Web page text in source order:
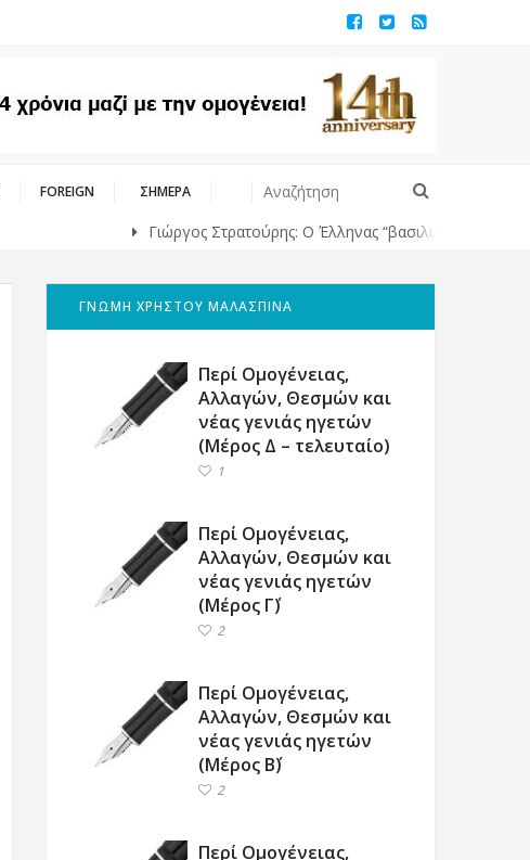
FOREIGN ΣΗΜΕΡΑ
Γιώργος Στρατούρης: Ο Έλληνας “βασιλιάς” της υψηλής
ΓΝΩΜΗ ΧΡΗΣΤΟΥ ΜΑΛΑΣΠΙΝΑ
Περί Ομογένειας,
Αλλαγών, Θεσμών και
νέας γενιάς ηγετών
(Μέρος Δ – τελευταίο)
1
Περί Ομογένειας,
Αλλαγών, Θεσμών και
νέας γενιάς ηγετών
(Μέρος Γ΄)
2
Περί Ομογένειας,
Αλλαγών, Θεσμών και
νέας γενιάς ηγετών
(Μέρος Β΄)
2
Περί Ομογένειας,